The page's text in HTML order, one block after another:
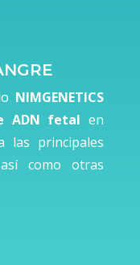
NIMGENETICS
ADN fetal en
las principales
así como otras